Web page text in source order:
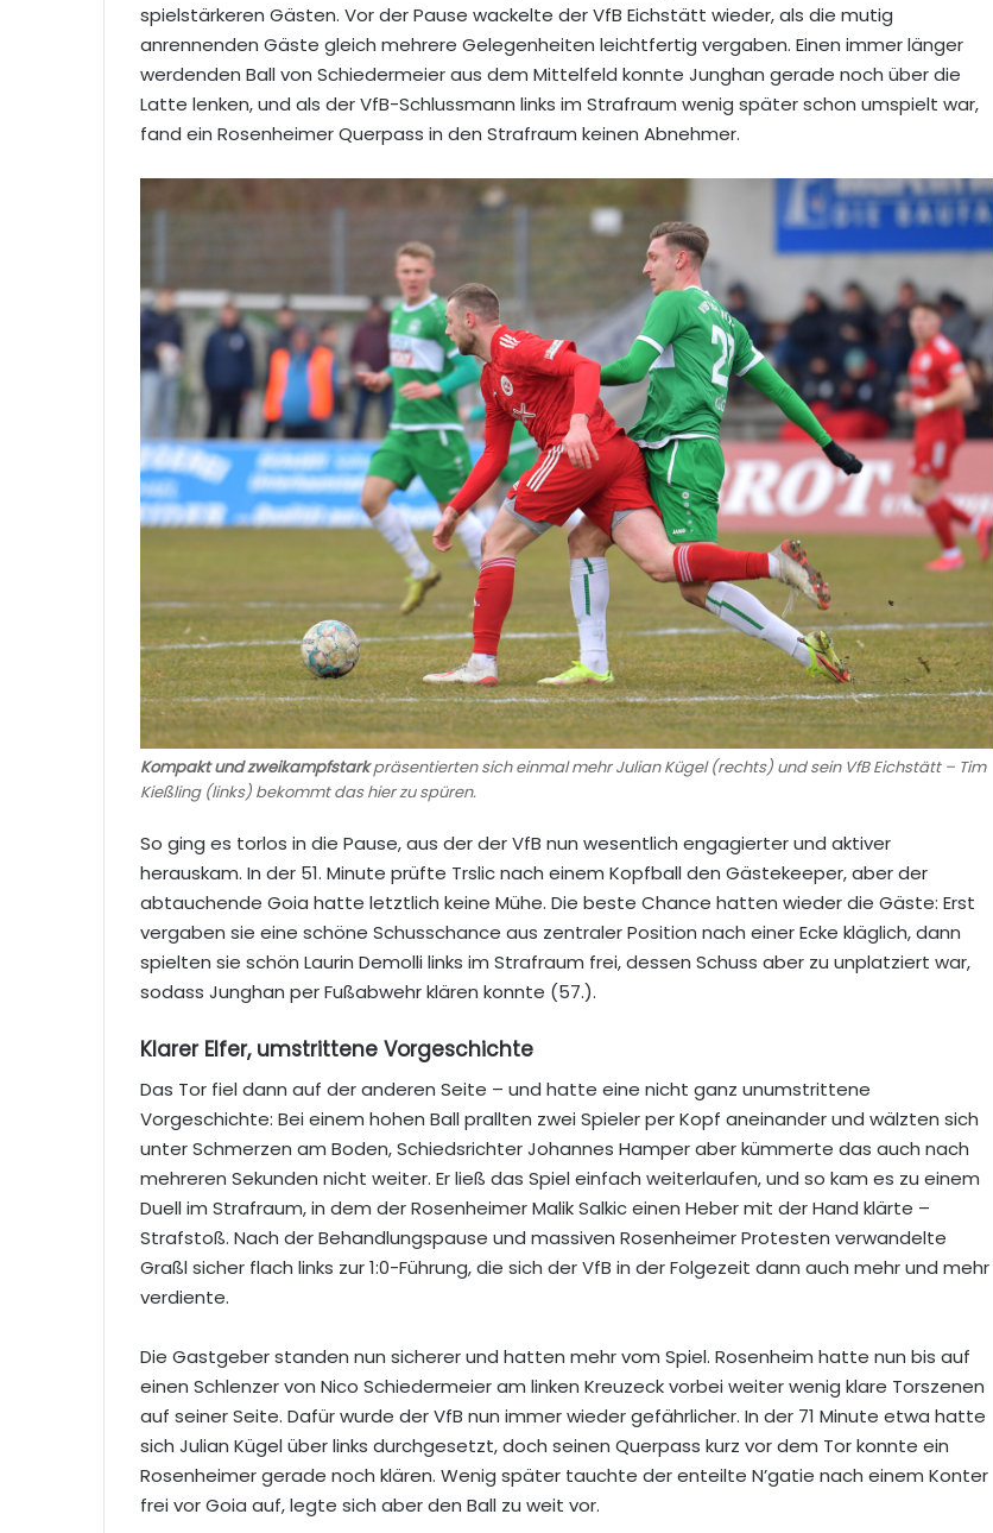
spielstärkeren Gästen. Vor der Pause wackelte der VfB Eichstätt wieder, als die mutig
anrennenden Gäste gleich mehrere Gelegenheiten leichtfertig vergaben. Einen immer länger
werdenden Ball von Schiedermeier aus dem Mittelfeld konnte Junghan gerade noch über die
Latte lenken, und als der VfB-Schlussmann links im Strafraum wenig später schon umspielt war,
fand ein Rosenheimer Querpass in den Strafraum keinen Abnehmer.
Kompakt und zweikampfstarkpräsentierten sich einmal mehr Julian Kügel (rechts) und sein VfB Eichstätt – Tim
Kießling (links) bekommt das hier zu spüren.
So ging es torlos in die Pause, aus der der VfB nun wesentlich engagierter und aktiver
herauskam. In der 51. Minute prüfte Trslic nach einem Kopfball den Gästekeeper, aber der
abtauchende Goia hatte letztlich keine Mühe. Die beste Chance hatten wieder die Gäste: Erst
vergaben sie eine schöne Schusschance aus zentraler Position nach einer Ecke kläglich, dann
spielten sie schön Laurin Demolli links im Strafraum frei, dessen Schuss aber zu unplatziert war,
sodass Junghan per Fußabwehr klären konnte (57.).
Klarer Elfer, umstrittene Vorgeschichte
Das Tor fiel dann auf der anderen Seite – und hatte eine nicht ganz unumstrittene
Vorgeschichte: Bei einem hohen Ball prallten zwei Spieler per Kopf aneinander und wälzten sich
unter Schmerzen am Boden, Schiedsrichter Johannes Hamper aber kümmerte das auch nach
mehreren Sekunden nicht weiter. Er ließ das Spiel einfach weiterlaufen, und so kam es zu einem
Duell im Strafraum, in dem der Rosenheimer Malik Salkic einen Heber mit der Hand klärte –
Strafstoß. Nach der Behandlungspause und massiven Rosenheimer Protesten verwandelte
Graßl sicher flach links zur 1:0-Führung, die sich der VfB in der Folgezeit dann auch mehr und mehr
verdiente.
Die Gastgeber standen nun sicherer und hatten mehr vom Spiel. Rosenheim hatte nun bis auf
einen Schlenzer von Nico Schiedermeier am linken Kreuzeck vorbei weiter wenig klare Torszenen
auf seiner Seite. Dafür wurde der VfB nun immer wieder gefährlicher. In der 71 Minute etwa hatte
sich Julian Kügel über links durchgesetzt, doch seinen Querpass kurz vor dem Tor konnte ein
Rosenheimer gerade noch klären. Wenig später tauchte der enteilte N’gatie nach einem Konter
frei vor Goia auf, legte sich aber den Ball zu weit vor.